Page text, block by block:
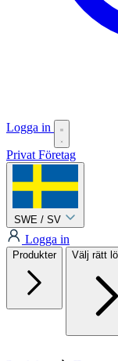
Logga in
Privat Företag
SWE / SV
Logga in
Produkter Välj rätt